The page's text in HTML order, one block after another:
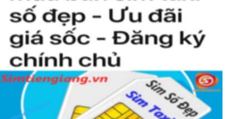
người khác cũng sẽ biết được vị trí của bạn trong xã hội là như thế
nào rồi?